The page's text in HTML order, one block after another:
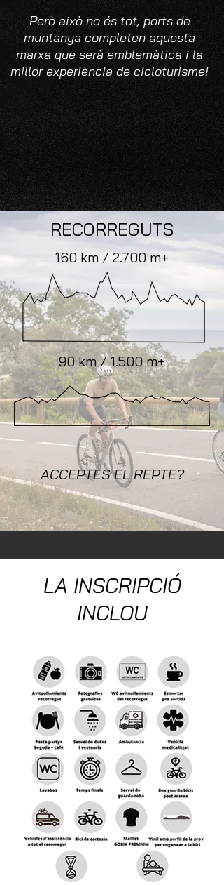
Però això no és tot, ports de
muntanya completen aquesta
marxa que serà emblemàtica i la
millor experiència de cicloturisme!
RECORREGUTS
160 km / 2.700 m+
90 km / 1.500 m+
ACCEPTES EL REPTE?
LA INSCRIPCIÓ
INCLOU